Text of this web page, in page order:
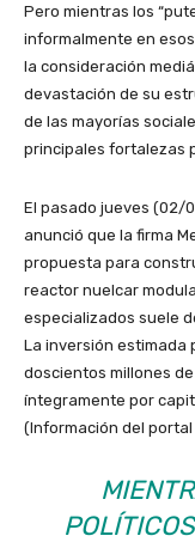
Pero mientras los
informalmente en
la consideración
devastación de su
de las mayorías
principales fortalezas
El pasado jueves (02/
anunció que la firma
propuesta para
reactor nuelcar
especializados suele
La inversión estimada
doscientos millones
íntegramente por
(Información del portal